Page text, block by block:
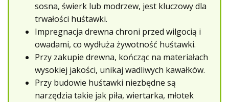
sosna, świerk lub modrzew, jest kluczowy dla
trwałości huśtawki.
Impregnacja drewna chroni przed wilgocią i
owadami, co wydłuża żywotność huśtawki.
Przy zakupie drewna, kończąc na materiałach
wysokiej jakości, unikaj wadliwych kawałków.
Przy budowie huśtawki niezbędne są
narzędzia takie jak piła, wiertarka, młotek